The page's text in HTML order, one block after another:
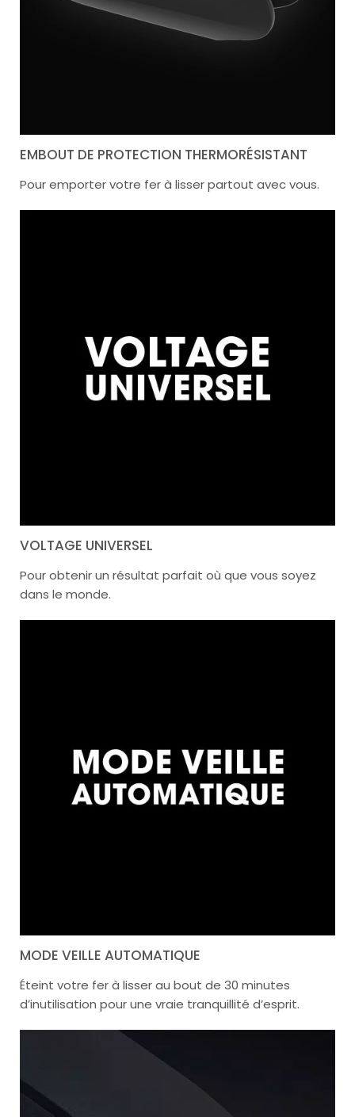
EMBOUT DE PROTECTION THERMORÉSISTANT
Pour emporter votre fer à lisser partout avec vous.
VOLTAGE UNIVERSEL
Pour obtenir un résultat parfait où que vous soyez
dans le monde.
MODE VEILLE AUTOMATIQUE
Éteint votre fer à lisser au bout de 30 minutes
d’inutilisation pour une vraie tranquillité d’esprit.